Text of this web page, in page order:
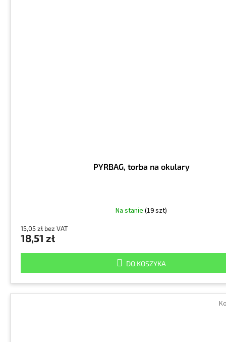
PYRBAG, torba na okulary
Na stanie (19 szt)
15,05 zł bez VAT
18,51 zł
DO KOSZYKA